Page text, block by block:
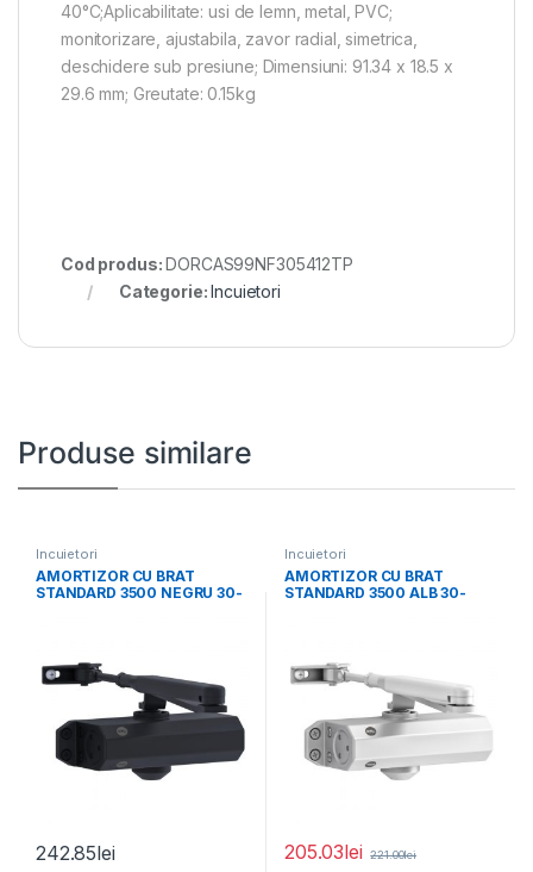
40°C;Aplicabilitate: usi de lemn, metal, PVC;
monitorizare, ajustabila, zavor radial, simetrica,
deschidere sub presiune; Dimensiuni: 91.34 x 18.5 x
29.6 mm; Greutate: 0.15kg
Cod produs:DORCAS99NF305412TP
Categorie:Incuietori
Produse similare
Incuietori
AMORTIZOR CU BRAT
STANDARD 3500 NEGRU 30-
242.85lei
Incuietori
AMORTIZOR CU BRAT
STANDARD 3500 ALB 30-
205.03lei 221.00lei